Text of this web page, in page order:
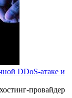
DDoS-атаке и
провайдер